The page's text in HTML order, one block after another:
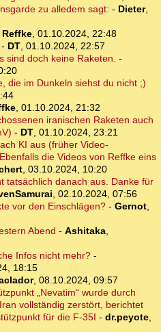
zu alledem sagt: - Dieter,
Reffke, 01.10.2024, 22:48
- DT, 01.10.2024, 22:57
sind doch keine Raketen. -
die im Dunkeln siehst du nicht ;)
, 01.10.2024, 21:32
iranischen Raketen auch
- DT, 01.10.2024, 23:21
KI aus (früher Video-
die Videos von Reffke eins
, 03.10.2024, 10:20
tatsächlich danach aus. Danke für
, 02.10.2024, 07:56
vor den Einschlägen?- Gernot,
Abend - Ashitaka,
Infos nicht mehr?-
18:15
, 08.10.2024, 09:57
„Nevatim“ wurde durch
vollständig zerstört, berichtet
für die F-35I - dr.peyote,